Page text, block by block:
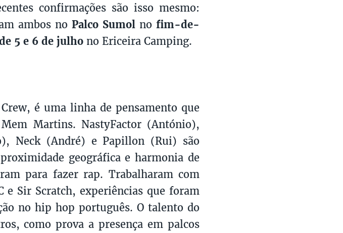
confirmações são isso mesmo:
ambos no Palco Sumol no fim-de-
5 e 6 de julho no Ericeira Camping.
é uma linha de pensamento que
Martins. NastyFactor (António),
Neck (André) e Papillon (Rui) são
geográfica e harmonia de
para fazer rap. Trabalharam com
e Sir Scratch, experiências que foram
no hip hop português. O talento do
como prova a presença em palcos